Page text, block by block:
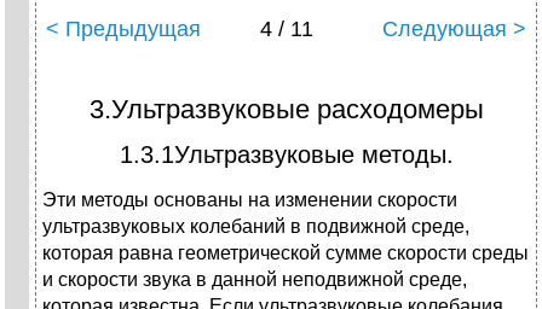
< Предыдущая 4 / 11 Следующая >
3.Ультразвуковые расходомеры
1.3.1Ультразвуковые методы.
Эти методы основаны на изменении скорости
ультразвуковых колебаний в подвижной среде,
которая равна геометрической сумме скорости среды
и скорости звука в данной неподвижной среде,